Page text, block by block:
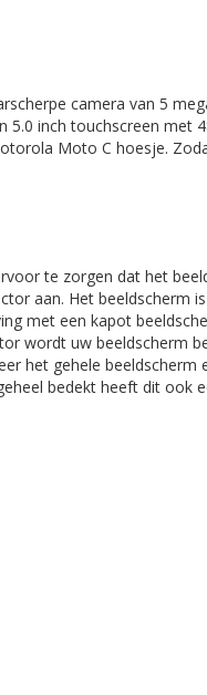
camera van 5
inch touchscreen met
Moto C hoesje.
te zorgen dat het
aan. Het beeldscherm
met een kapot
wordt uw beeldscherm
het gehele beeldscherm
bedekt heeft dit ook